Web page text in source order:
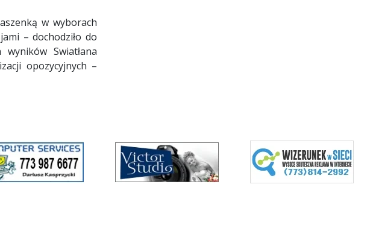
w wyborach
– dochodziło do
Swiatłana
opozycyjnych –